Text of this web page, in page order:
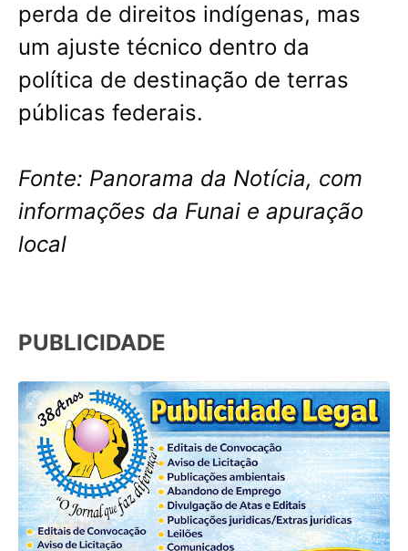
perda de direitos indígenas, mas
um ajuste técnico dentro da
política de destinação de terras
públicas federais.
Fonte: Panorama da Notícia, com
informações da Funai e apuração
local
PUBLICIDADE